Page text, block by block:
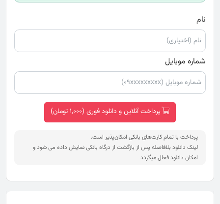
نام
شماره موبایل
پرداخت آنلاین و دانلود فوری (1,000 تومان)
پرداخت با تمام کارت‌های بانکی امکان‌پذیر است.
لینک دانلود بلافاصله پس از بازگشت از درگاه بانکی نمایش داده می شود و
امکان دانلود فعال میگردد